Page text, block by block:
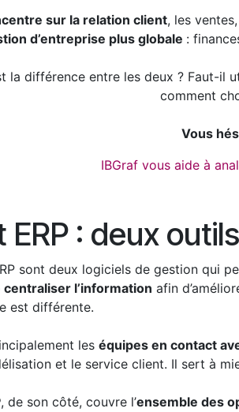
sur la relation client, les
d’entreprise plus globale :
la différence entre les deux ? Faut-il
comment
Vous
IBGraf vous aide à
ERP : deux
sont deux logiciels de gestion qui
l’information afin
est différente.
les équipes en contact
et le service client. Il sert à
, de son côté, couvre l’ensemble des